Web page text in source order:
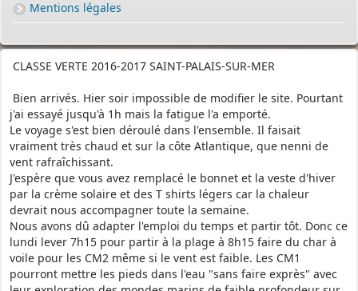
Mentions légales
CLASSE VERTE 2016-2017 SAINT-PALAIS-SUR-MER
Bien arrivés. Hier soir impossible de modifier le site. Pourtant
j'ai essayé jusqu'à 1h mais la fatigue l'a emporté.
Le voyage s'est bien déroulé dans l'ensemble. Il faisait
vraiment très chaud et sur la côte Atlantique, que nenni de
vent rafraîchissant.
J'espère que vous avez remplacé le bonnet et la veste d'hiver
par la crème solaire et des T shirts légers car la chaleur
devrait nous accompagner toute la semaine.
Nous avons dû adapter l'emploi du temps et partir tôt. Donc ce
lundi lever 7h15 pour partir à la plage à 8h15 faire du char à
voile pour les CM2 même si le vent est faible. Les CM1
pourront mettre les pieds dans l'eau "sans faire exprès" avec